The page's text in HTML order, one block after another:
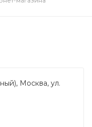
Москва, ул.